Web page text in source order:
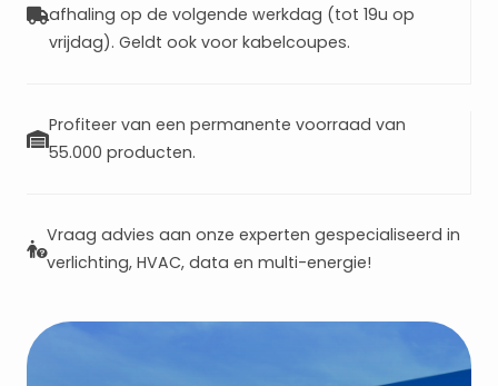
afhaling op de volgende werkdag (tot 19u op
vrijdag). Geldt ook voor kabelcoupes.
Profiteer van een permanente voorraad van
55.000 producten.
Vraag advies aan onze experten gespecialiseerd in
verlichting, HVAC, data en multi-energie!